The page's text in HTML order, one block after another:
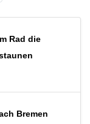
Rad die
Bremen